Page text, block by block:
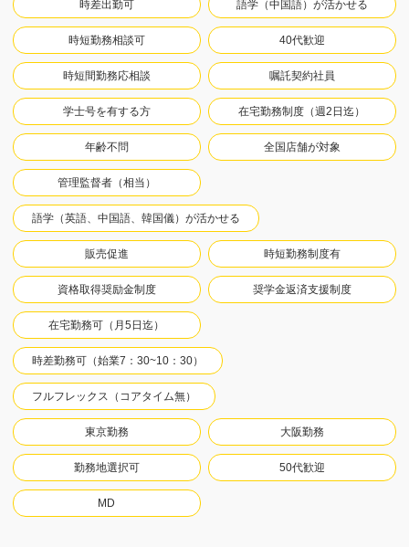
時差出勤可 語学（中国語）が活かせる
時短勤務相談可 40代歓迎
時短間勤務応相談 嘱託契約社員
学士号を有する方 在宅勤務制度（週2日迄）
年齢不問 全国店舗が対象
管理監督者（相当）
語学（英語、中国語、韓国儀）が活かせる
販売促進 時短勤務制度有
資格取得奨励金制度 奨学金返済支援制度
在宅勤務可（月5日迄）
時差勤務可（始業7：30~10：30）
フルフレックス（コアタイム無）
東京勤務 大阪勤務
勤務地選択可 50代歓迎
MD